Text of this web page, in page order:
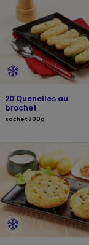
20 Quenelles au
brochet
sachet 800g